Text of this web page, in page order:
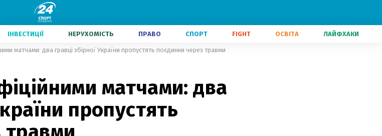
ІНВЕСТИЦІЇ НЕРУХОМІСТЬ ПРАВО СПОРТ FIGHT ОСВІТА ЛАЙФХАКИ
матчами: два гравці збірної України пропустять поєдинки через травми
матчами: два
пропустять